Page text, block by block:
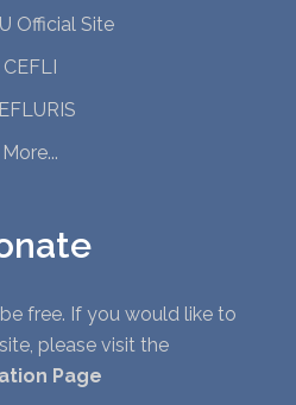
Official Site
CEFLI
More...
free. If you would like to
please visit the
Page